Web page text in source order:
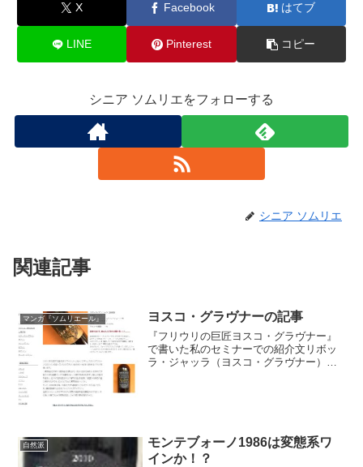
X Facebook はてブ
LINE Pinterest コピー
シニア ソムリエをフォローする
シニア ソムリエ
関連記事
マンガ『ソムリエール』 ヨスコ・グラヴナーの記事
『フリウリの巨匠ヨスコ・グラヴナー』
で書いた私のセミナーでの紹介文リボッ
ラ・ジャッラ（ヨスコ・グラヴナー）
自然派
モンテブォーノ1986は変態系ワ
インか！？